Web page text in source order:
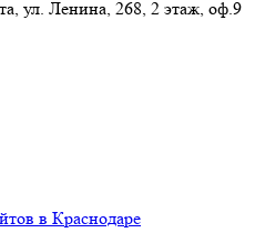
ул. Ленина, 268, 2 этаж, оф.9